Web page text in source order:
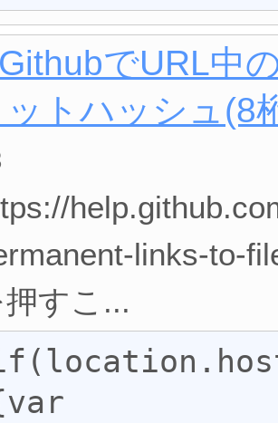
GithubでURL中
ットハッシュ(8
links-to-
押すこ...